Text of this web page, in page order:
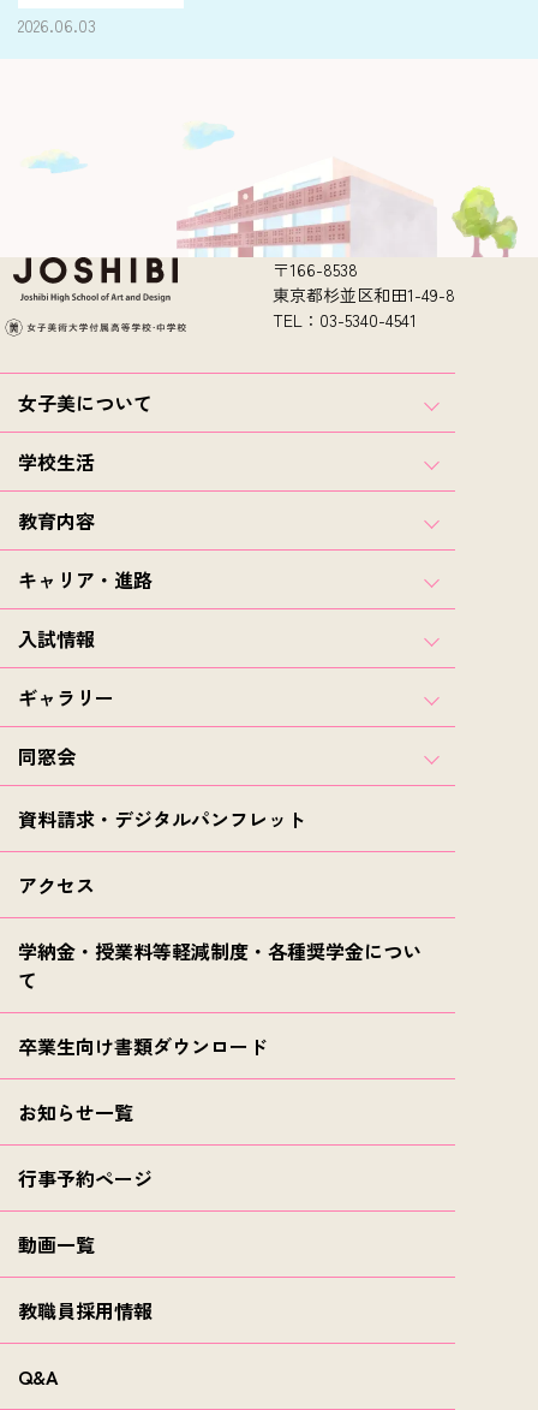
2026.06.03
〒166-8538
東京都杉並区和田1-49-8
TEL：03-5340-4541
女子美について
学校生活
教育内容
キャリア・進路
入試情報
ギャラリー
同窓会
資料請求・デジタルパンフレット
アクセス
学納金・授業料等軽減制度・各種奨学金につい
て
卒業生向け書類ダウンロード
お知らせ一覧
行事予約ページ
動画一覧
教職員採用情報
Q&A